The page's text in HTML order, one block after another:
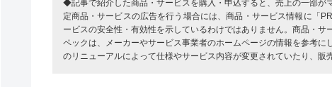
◆記事で紹介した商品・サービスを購入・申込すると、売上の一部
定商品・サービスの広告を行う場合には、商品・サービス情報に「
ービスの安全性・有効性を示しているわけではありません。商品・
ペックは、メーカーやサービス事業者のホームページの情報を参考
のリニューアルによって仕様やサービス内容が変更されていたり、販